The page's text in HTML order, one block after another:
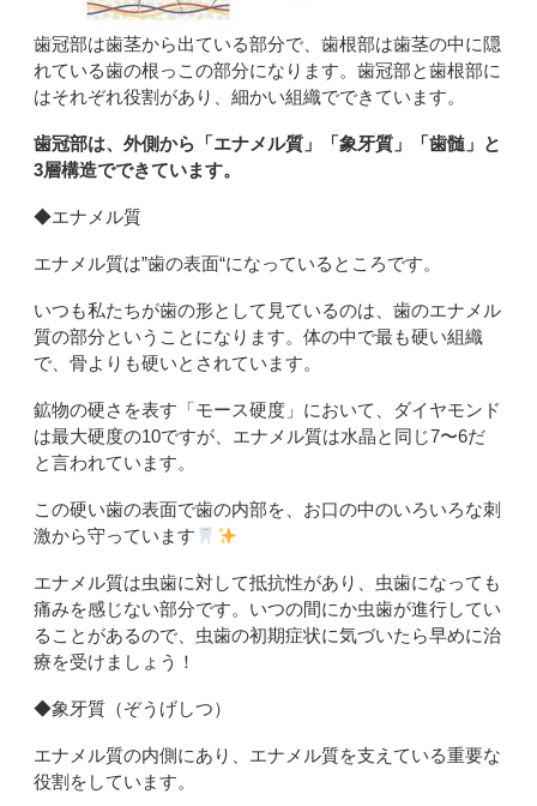
歯冠部は歯茎から出ている部分で、歯根部は歯茎の中に隠
れている歯の根っこの部分になります。歯冠部と歯根部に
はそれぞれ役割があり、細かい組織でできています。
歯冠部は、外側から「エナメル質」「象牙質」「歯髄」と
3層構造でできています。
◆エナメル質
エナメル質は”歯の表面“になっているところです。
いつも私たちが歯の形として見ているのは、歯のエナメル
質の部分ということになります。体の中で最も硬い組織
で、骨よりも硬いとされています。
鉱物の硬さを表す「モース硬度」において、ダイヤモンド
は最大硬度の10ですが、エナメル質は水晶と同じ7〜6だ
と言われています。
この硬い歯の表面で歯の内部を、お口の中のいろいろな刺
激から守っています
エナメル質は虫歯に対して抵抗性があり、虫歯になっても
痛みを感じない部分です。いつの間にか虫歯が進行してい
ることがあるので、虫歯の初期症状に気づいたら早めに治
療を受けましょう！
◆象牙質（ぞうげしつ）
エナメル質の内側にあり、エナメル質を支えている重要な
役割をしています。